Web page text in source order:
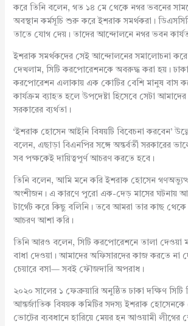
করে তিনি বলেন, গত ১৪ মে থেকে নগর ভবনের সামনে
অবস্থান কর্মসূচি শুরু করে ইশরাক সমর্থকরা।
তাতে যোগ দেয়। তাদের আন্দোলনে নগর ভবন
ইশরাক সমর্থকদের সেই আন্দোলনের সমালোচনা
দেখলাম, সিটি করপোরেশনকে অবরুদ্ধ করা হয়। ঢাকা
করপোরেশন এলাকায় এক কোটির বেশি মানুষ বাস
কার্যক্রম ব্যাহত হলে উপদেষ্টা হিসেবে সেটা আমাদের
সরকারের ব্যর্থতা।
‘ইশরাক হোসেন আইনি বিষয়টি বিবেচনা করবেন’
বলেন, এছাড়া বিএনপির সঙ্গে অন্তর্বর্তী সরকারের
সব পক্ষকেই দায়িত্বপূর্ণ আচরণ করতে হবে।
তিনি বলেন, আমি মনে করি ইশরাক হোসেন
অংশীজন। এ কারণে পুরো এক-দেড় মাসের ঘটনায়
টার্গেট করে কিছু বলিনি। তবে আমরা তার কাছ
আচরণ আশা করি।
তিনি আরও বলেন, সিটি করপোরেশনে তালা দেওয়া
বাধা দেওয়া। আমাদের অফিসারদের কাজ করতে না
চেয়ারে বসা— সবই ফৌজদারি অপরাধ।
২০২০ সালের ১ ফেব্রুয়ারি অনুষ্ঠিত ঢাকা দক্ষিণ সিটি
আন্তর্জাতিক বিষয়ক কমিটির সদস্য ইশরাক
ভোটের ব্যবধানে হারিয়ে মেয়র হন আওয়ামী